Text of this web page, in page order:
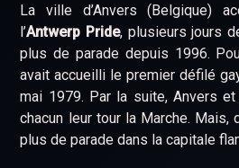
La ville d’Anvers (Belgique)
l’Antwerp Pride, plusieurs jours
plus de parade depuis 1996.
avait accueilli le premier défilé
mai 1979. Par la suite, Anvers
chacun leur tour la Marche. Mais,
plus de parade dans la capitale